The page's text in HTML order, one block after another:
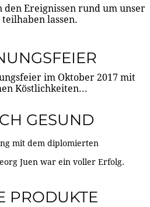
Ereignissen rund um unser
teilhaben lassen.
im Oktober 2017 mit
Köstlichkeiten...
GESUND
mit dem diplomierten
Juen war ein voller Erfolg.
PRODUKTE